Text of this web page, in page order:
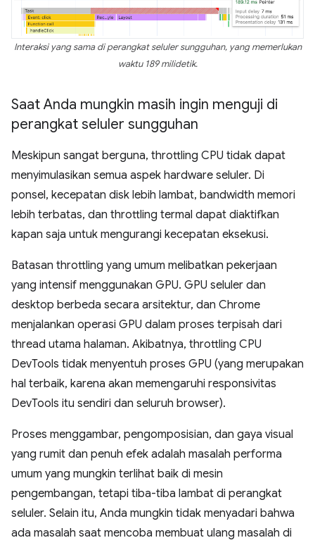
Interaksi yang sama di perangkat seluler sungguhan, yang memerlukan
waktu 189 milidetik.
Saat Anda mungkin masih ingin menguji di
perangkat seluler sungguhan
Meskipun sangat berguna, throttling CPU tidak dapat
menyimulasikan semua aspek hardware seluler. Di
ponsel, kecepatan disk lebih lambat, bandwidth memori
lebih terbatas, dan throttling termal dapat diaktifkan
kapan saja untuk mengurangi kecepatan eksekusi.
Batasan throttling yang umum melibatkan pekerjaan
yang intensif menggunakan GPU. GPU seluler dan
desktop berbeda secara arsitektur, dan Chrome
menjalankan operasi GPU dalam proses terpisah dari
thread utama halaman. Akibatnya, throttling CPU
DevTools tidak menyentuh proses GPU (yang merupakan
hal terbaik, karena akan memengaruhi responsivitas
DevTools itu sendiri dan seluruh browser).
Proses menggambar, pengomposisian, dan gaya visual
yang rumit dan penuh efek adalah masalah performa
umum yang mungkin terlihat baik di mesin
pengembangan, tetapi tiba-tiba lambat di perangkat
seluler. Selain itu, Anda mungkin tidak menyadari bahwa
ada masalah saat mencoba membuat ulang masalah di